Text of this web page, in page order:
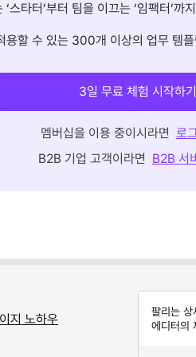
스타터’부터 팀을 이끄는 ‘임팩터’까
용할 수 있는 300개 이상의 업무 템플
3일 무료 체험 시작하기
멤버십을 이용 중이시라면 로
B2B 기업 고객이라면 B2B 서
지 노하우
팔리는
에디터의